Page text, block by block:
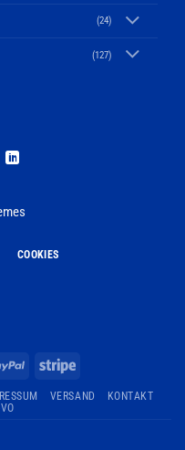
(24)
(127)
COOKIES
PayPal Stripe
VERSAND
KONTAKT